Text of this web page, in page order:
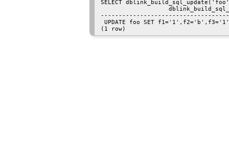
SELECT
UPDATE foo SET f1='1',f2='b',f3='1'